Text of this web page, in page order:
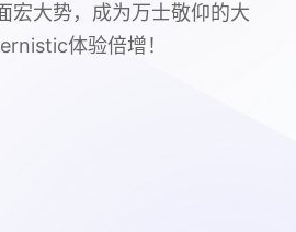
宏大势，成为万士敬仰的大
体验倍增！